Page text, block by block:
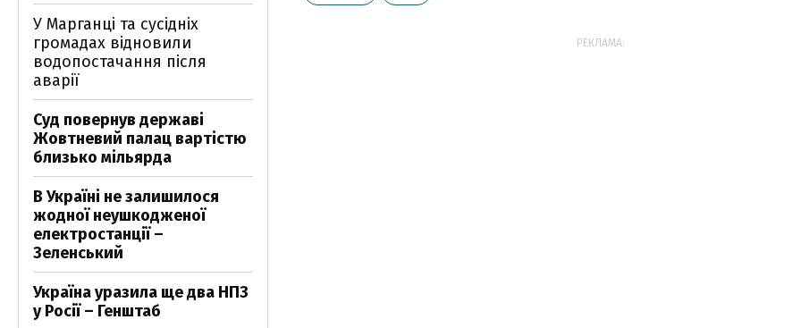
РЕКЛАМА:
У Марганці та сусідніх
громадах відновили
водопостачання після
аварії
Суд повернув державі
Жовтневий палац вартістю
близько мільярда
В Україні не залишилося
жодної неушкодженої
електростанції –
Зеленський
Україна уразила ще два НПЗ
у Росії – Генштаб